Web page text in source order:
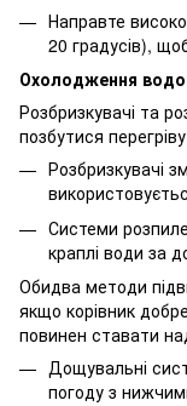
Направте
20 градусів),
Охолодження
Розбризкувачі та
позбутися
Розбризкувачі
Системи
краплі води за
Обидва методи
якщо корівник
повинен ставати
Дощувальні
погоду з